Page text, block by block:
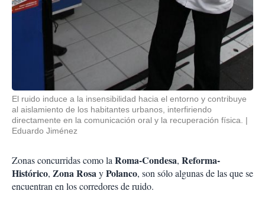
El ruido induce a la insensibilidad hacia el entorno y contribuye
al aislamiento de los habitantes urbanos, interfiriendo
directamente en la comunicación oral y la recuperación física.
Eduardo Jiménez
Zonas concurridas como la Roma-Condesa, Reforma-
Histórico, Zona RosayPolanco, son sólo algunas de las que se
encuentran en los corredores de ruido.